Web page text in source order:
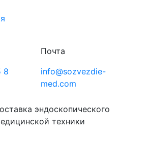
8
Почта
info@sozvezdie-
med.com
эндоскопического
техники